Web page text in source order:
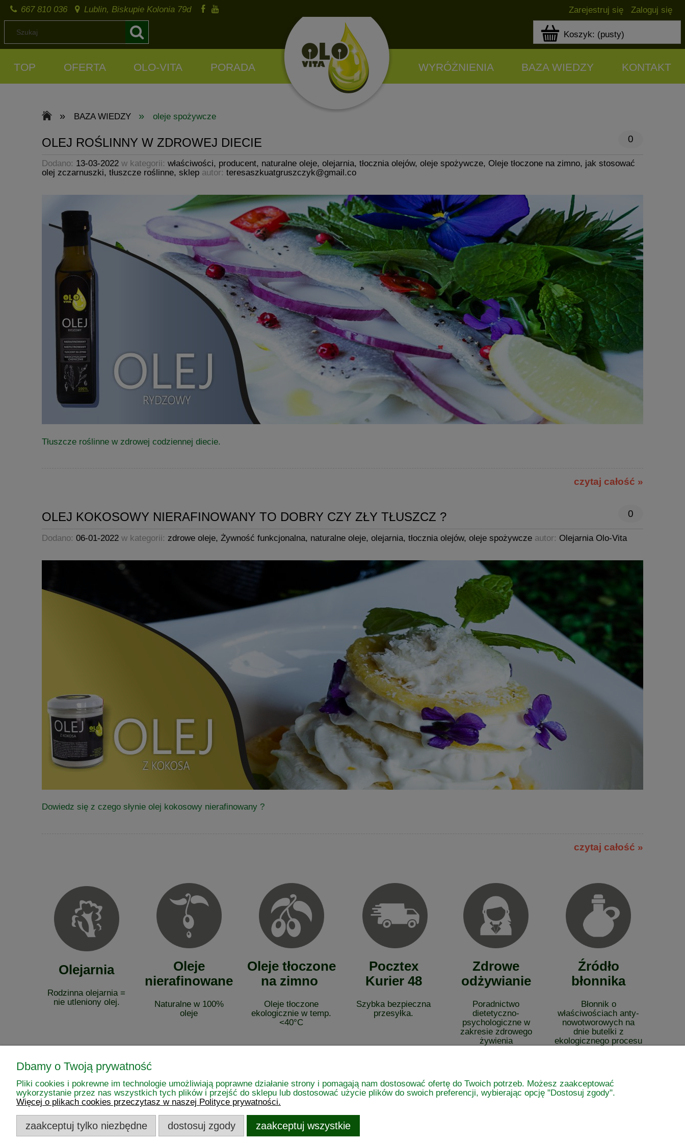
667 810 036 Lublin, Biskupie Kolonia 79d Zarejestruj się Zaloguj się
Koszyk: (pusty)
TOP OFERTA OLO-VITA PORADA WYRÓŻNIENIA BAZA WIEDZY KONTAKT
» BAZA WIEDZY » oleje spożywcze
OLEJ ROŚLINNY W ZDROWEJ DIECIE 0
Dodano: 13-03-2022 w kategorii: właściwości, producent, naturalne oleje, olejarnia, tłocznia olejów, oleje spożywcze, Oleje tłoczone na zimno, jak stosować
olej zczarnuszki, tłuszcze roślinne, sklep autor: teresaszkuatgruszczyk@gmail.co
Tłuszcze roślinne w zdrowej codziennej diecie.
czytaj całość »
OLEJ KOKOSOWY NIERAFINOWANY TO DOBRY CZY ZŁY TŁUSZCZ ? 0
Dodano: 06-01-2022 w kategorii: zdrowe oleje, Żywność funkcjonalna, naturalne oleje, olejarnia, tłocznia olejów, oleje spożywcze autor: Olejarnia Olo-Vita
Dowiedz się z czego słynie olej kokosowy nierafinowany ?
czytaj całość »
Olejarnia
Rodzinna olejarnia =
nie utleniony olej.
Oleje
nierafinowane
Naturalne w 100%
oleje
Oleje tłoczone
na zimno
Oleje tłoczone
ekologicznie w temp.
<40°C
Pocztex
Kurier 48
Szybka bezpieczna
przesyłka.
Zdrowe
odżywianie
Poradnictwo
dietetyczno-
psychologiczne w
zakresie zdrowego
żywienia
Źródło
błonnika
Błonnik o
właściwościach anty-
nowotworowych na
dnie butelki z
ekologicznego procesu
Pomoc
Regulaminy
Zwroty i reklamacje
Moje konto
Twoje zamówienia
Ustawienia konta
Formy płatności
Czas i koszty dostawy
Dbamy o Twoją prywatność
Pliki cookies i pokrewne im technologie umożliwiają poprawne działanie strony i pomagają nam dostosować ofertę do Twoich potrzeb. Możesz zaakceptować
wykorzystanie przez nas wszystkich tych plików i przejść do sklepu lub dostosować użycie plików do swoich preferencji, wybierając opcję "Dostosuj zgody".
Więcej o plikach cookies przeczytasz w naszej Polityce prywatności.
zaakceptuj tylko niezbędne dostosuj zgody zaakceptuj wszystkie